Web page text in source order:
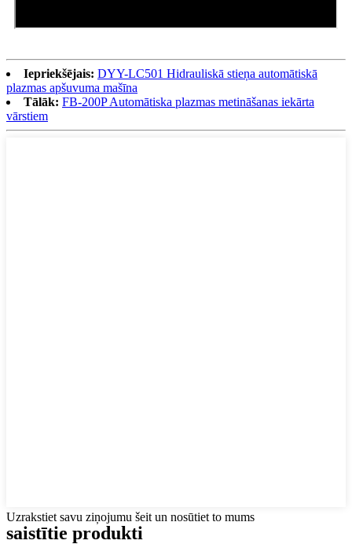
Iepriekšējais: DYY-LC501 Hidrauliskā stieņa automātiskā
plazmas apšuvuma mašīna
Tālāk: FB-200P Automātiska plazmas metināšanas iekārta
vārstiem
Uzrakstiet savu ziņojumu šeit un nosūtiet to mums
saistītie produkti